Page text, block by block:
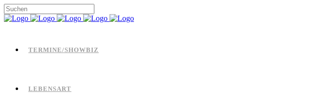
TERMINE/SHOWBIZ
LEBENSART